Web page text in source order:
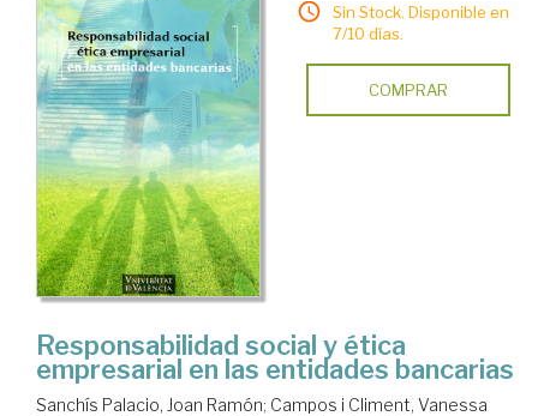
Sin Stock. Disponible en
7/10 días.
COMPRAR
Responsabilidad social y ética
empresarial en las entidades bancarias
Sanchís Palacio, Joan Ramón; Campos i Climent, Vanessa